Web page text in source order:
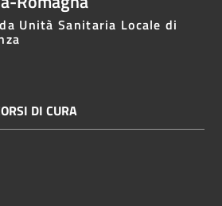
Unità Sanitaria Locale di
DI CURA